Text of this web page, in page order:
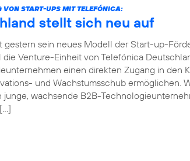
VON START-UPS MIT TELEFÓNICA:
stellt sich neu auf
gestern sein neues Modell der Start-up-
Venture-Einheit von Telefónica
einen direkten Zugang in den
und Wachstumsschub ermöglichen.
junge, wachsende B2B-